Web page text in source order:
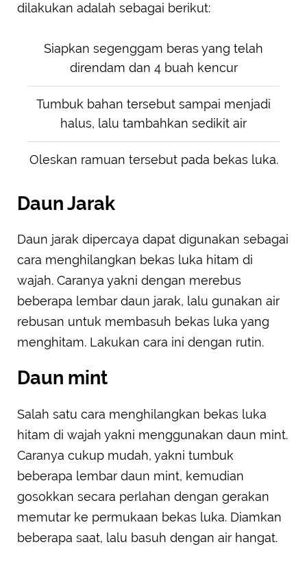
dilakukan adalah sebagai berikut:
Siapkan segenggam beras yang telah
direndam dan 4 buah kencur
Tumbuk bahan tersebut sampai menjadi
halus, lalu tambahkan sedikit air
Oleskan ramuan tersebut pada bekas luka.
Daun Jarak
Daun jarak dipercaya dapat digunakan sebagai
cara menghilangkan bekas luka hitam di
wajah. Caranya yakni dengan merebus
beberapa lembar daun jarak, lalu gunakan air
rebusan untuk membasuh bekas luka yang
menghitam. Lakukan cara ini dengan rutin.
Daun mint
Salah satu cara menghilangkan bekas luka
hitam di wajah yakni menggunakan daun mint.
Caranya cukup mudah, yakni tumbuk
beberapa lembar daun mint, kemudian
gosokkan secara perlahan dengan gerakan
memutar ke permukaan bekas luka. Diamkan
beberapa saat, lalu basuh dengan air hangat.